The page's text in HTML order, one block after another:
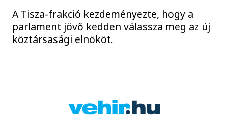
A Tisza-frakció kezdeményezte, hogy a
parlament jövő kedden válassza meg az új
köztársasági elnököt.